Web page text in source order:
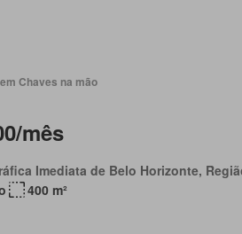
Chaves na mão
mês
Imediata de Belo Horizonte,
400 m²